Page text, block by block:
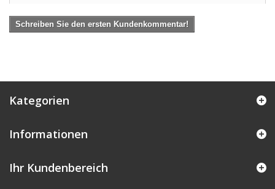
Schreiben Sie den ersten Kundenkommentar!
Kategorien
Informationen
Ihr Kundenbereich